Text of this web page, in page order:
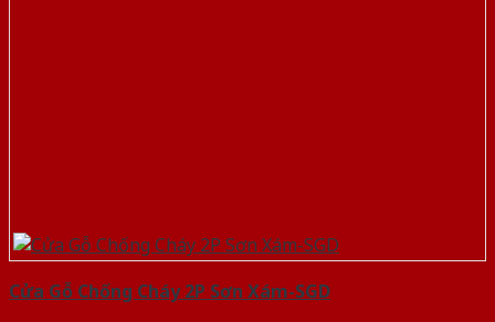
Cửa Gỗ Chống Cháy 2P Sơn Xám-SGD